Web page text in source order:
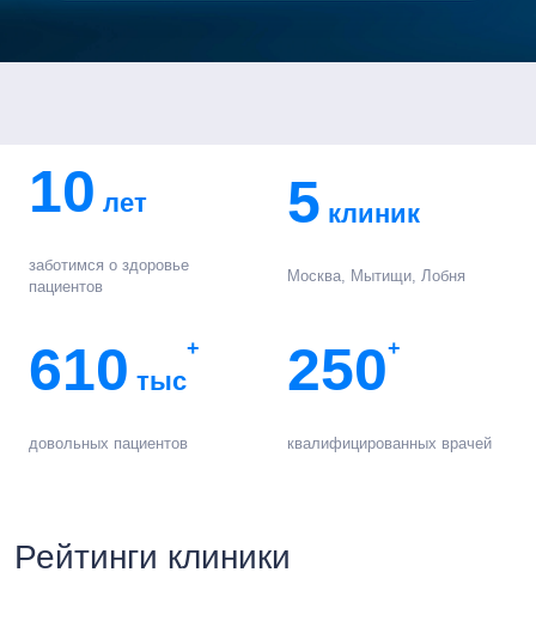
10 лет
заботимся о здоровье
пациентов
5 клиник
Москва, Мытищи, Лобня
610 тыс
+
довольных пациентов
250+
квалифицированных врачей
Рейтинги клиники